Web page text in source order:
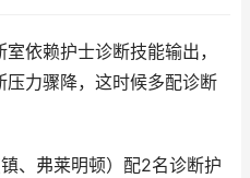
依赖护士诊断技能输出，
力骤降，这时候多配诊断
、弗莱明顿）配2名诊断护